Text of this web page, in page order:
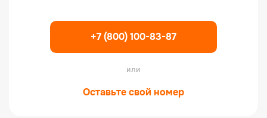
+7 (800) 100-83-87
или
Оставьте свой номер